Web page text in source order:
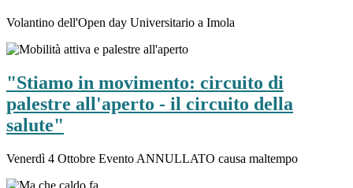
Volantino dell'Open day Universitario a Imola
"Stiamo in movimento: circuito di
palestre all'aperto - il circuito della
salute"
Venerdì 4 Ottobre Evento ANNULLATO causa maltempo